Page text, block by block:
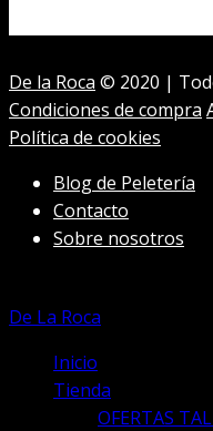
De la Roca © 2020 |
Condiciones de compra
Política de cookies
Blog de Peletería
Contacto
Sobre nosotros
De La Roca
Inicio
Tienda
OFERTAS